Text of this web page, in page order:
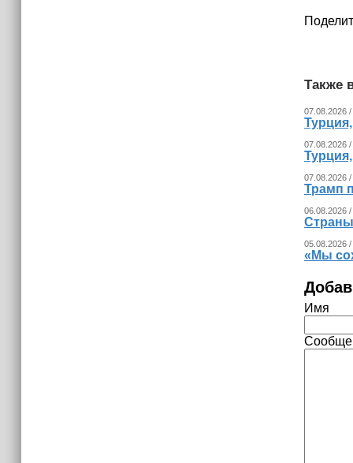
Также
07.08.2026
07.08.2026
07.08.2026
Трамп
06.08.2026
05.08.2026
«Мы
Имя